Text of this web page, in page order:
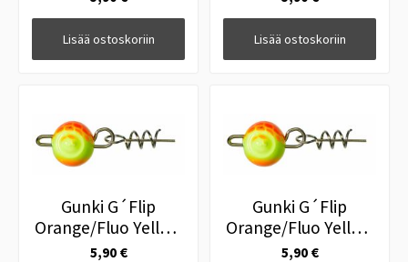
3kpl
Lisää ostoskoriin Lisää ostoskoriin
Gunki G´Flip
Orange/Fluo Yellow
Niveljigipää 7g
5,90 €
Gunki G´Flip
Orange/Fluo Yellow
Niveljigipää 10g
5,90 €